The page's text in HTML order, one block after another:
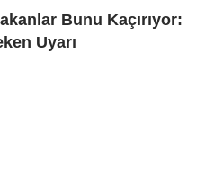
Bunu Kaçırıyor:
Uyarı